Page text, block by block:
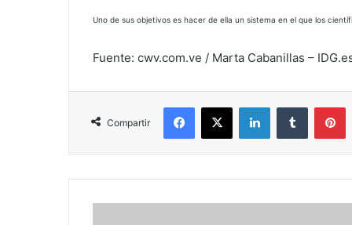
Uno de sus objetivos es hacer de ella un sistema en el que los
Fuente: cwv.com.ve / Marta Cabanillas –
Compartir
Facebook
X LinkedInTumblr